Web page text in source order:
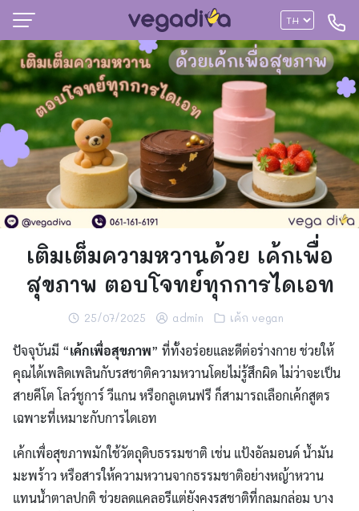
เติมเต็มความหวานด้วย เค้กเพื่อ
สุขภาพ ตอบโจทย์ทุกการไดเอท
25/07/2025 admin เค้ก vegan
ปัจจุบันมี “เค้กเพื่อสุขภาพ” ที่ทั้งอร่อยและดีต่อร่างกาย ช่วยให้
คุณได้เพลิดเพลินกับรสชาติความหวานโดยไม่รู้สึกผิด ไม่ว่าจะเป็น
สายคีโต โลว์ชูการ์ วีแกน หรือกลูเตนฟรี ก็สามารถเลือกเค้กสูตร
เฉพาะที่เหมาะกับการไดเอท
เค้กเพื่อสุขภาพมักใช้วัตถุดิบธรรมชาติ เช่น แป้งอัลมอนด์ น้ำมัน
มะพร้าว หรือสารให้ความหวานจากธรรมชาติอย่างหญ้าหวาน
แทนน้ำตาลปกติ ช่วยลดแคลอรีแต่ยังคงรสชาติที่กลมกล่อม บาง